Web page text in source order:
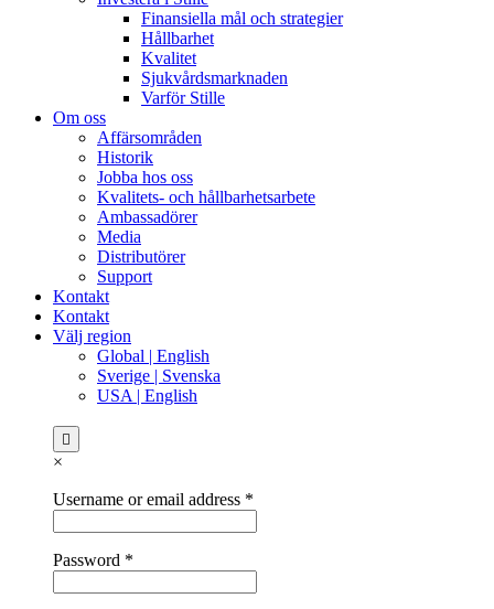
Finansiella mål och strategier
Hållbarhet
Kvalitet
Sjukvårdsmarknaden
Varför Stille
Om oss
Affärsområden
Historik
Jobba hos oss
Kvalitets- och hållbarhetsarbete
Ambassadörer
Media
Distributörer
Support
Kontakt
Kontakt
Välj region
Global | English
Sverige | Svenska
USA | English
×
Username or email address *
Password *